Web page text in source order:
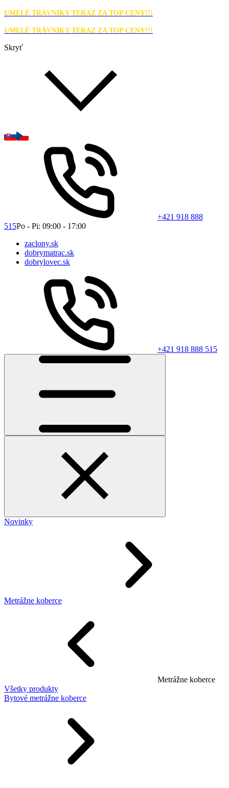
UMELÉ TRÁVNIKY TERAZ ZA TOP CENY!!!
UMELÉ TRÁVNIKY TERAZ ZA TOP CENY!!!
Skryť
+421 918 888
515Po - Pi: 09:00 - 17:00
zaclony.sk
dobrymatrac.sk
dobrylovec.sk
+421 918 888 515
Novinky
Metrážne koberce
Metrážne koberce
Všetky produkty
Bytové metrážne koberce